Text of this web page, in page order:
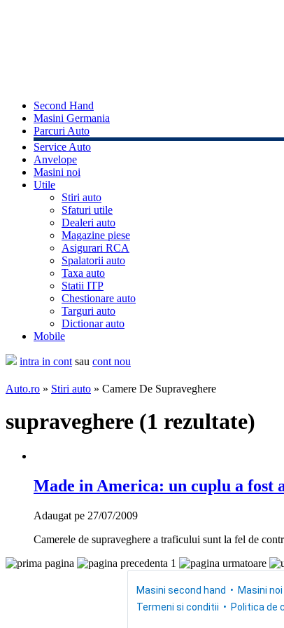
Second Hand
Masini Germania
Parcuri Auto
Service Auto
Anvelope
Masini noi
Utile
Stiri auto
Sfaturi utile
Dealeri auto
Magazine piese
Asigurari RCA
Spalatorii auto
Taxa auto
Statii ITP
Chestionare auto
Targuri auto
Dictionar auto
Mobile
intra in cont sau cont nou
Auto.ro » Stiri auto » Camere De Supraveghere
supraveghere (1 rezultate)
Made in America: un cuplu a fost
Adaugat pe 27/07/2009
Camerele de supraveghere a traficului sunt la fel de
1
Masini second hand Masini noi
Termeni si conditii
Politica de